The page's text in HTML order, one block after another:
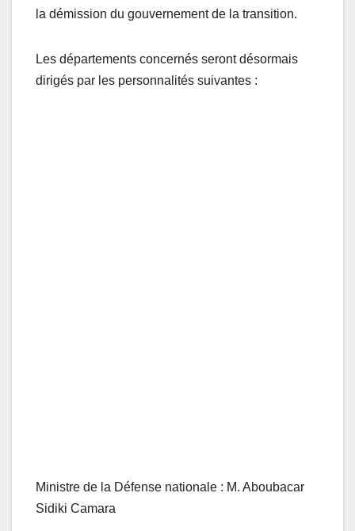
la démission du gouvernement de la transition.
Les départements concernés seront désormais
dirigés par les personnalités suivantes :
Ministre de la Défense nationale : M. Aboubacar
Sidiki Camara